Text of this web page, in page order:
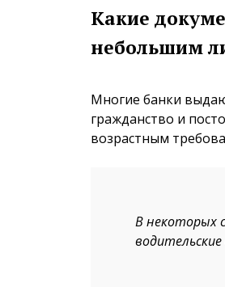
Какие
небольшим
Многие банки
гражданство и
возрастным
В некоторых